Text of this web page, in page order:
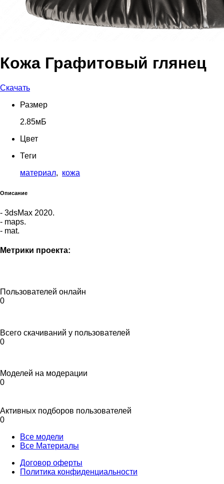
Кожа Графитовый глянец
Скачать
Размер
2.85мБ
Цвет
Теги
материал, кожа
Описание
- 3dsMax 2020.
- maps.
- mat.
Метрики проекта:
Пользователей онлайн
0
Всего скачиваний у пользователей
0
Моделей на модерации
0
Активных подборов пользователей
0
Все модели
Все Материалы
Договор оферты
Политика конфиденциальности